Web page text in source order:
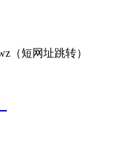
（短网址跳转）